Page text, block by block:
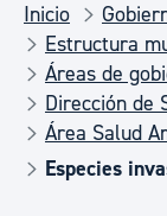
Inicio
Estructura
Áreas de
Dirección de
Área Salud
Especies